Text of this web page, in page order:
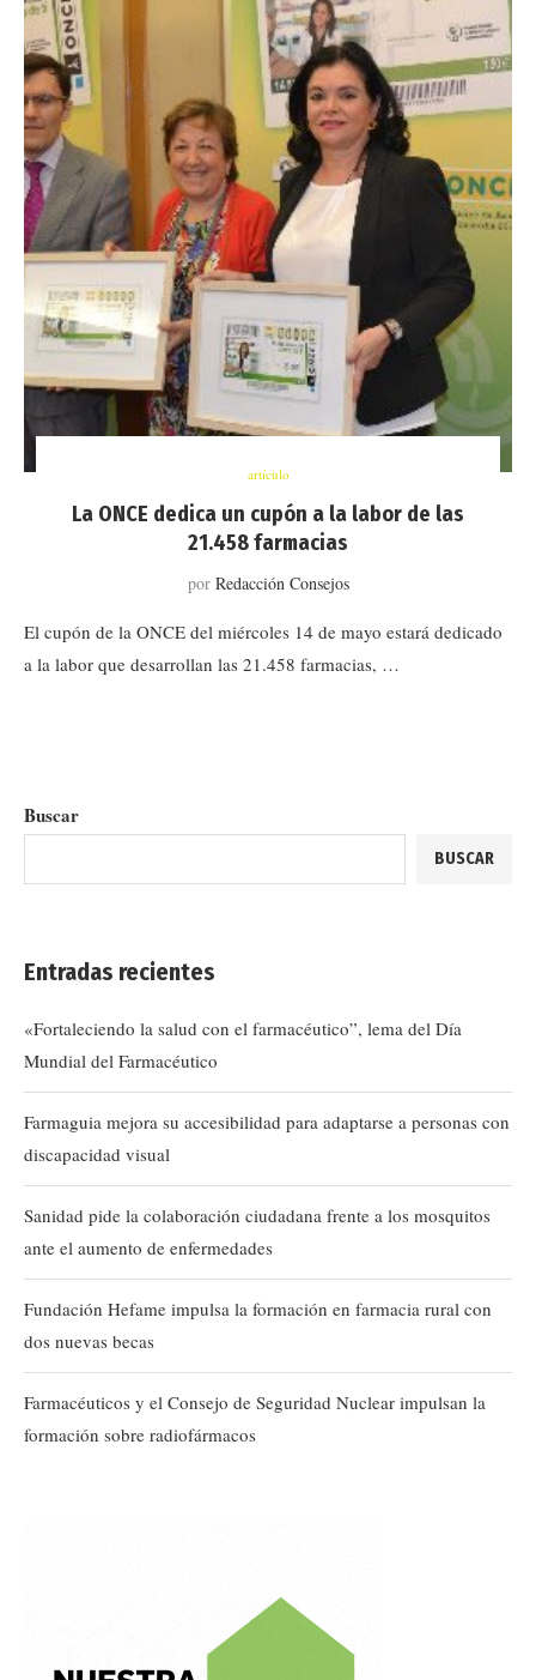
artículo
La ONCE dedica un cupón a la labor de las
21.458 farmacias
por Redacción Consejos
El cupón de la ONCE del miércoles 14 de mayo estará dedicado
a la labor que desarrollan las 21.458 farmacias, …
Buscar
BUSCAR
Entradas recientes
«Fortaleciendo la salud con el farmacéutico”, lema del Día
Mundial del Farmacéutico
Farmaguia mejora su accesibilidad para adaptarse a personas con
discapacidad visual
Sanidad pide la colaboración ciudadana frente a los mosquitos
ante el aumento de enfermedades
Fundación Hefame impulsa la formación en farmacia rural con
dos nuevas becas
Farmacéuticos y el Consejo de Seguridad Nuclear impulsan la
formación sobre radiofármacos